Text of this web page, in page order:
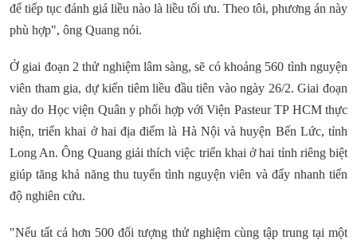
để tiếp tục đánh giá liều nào là liều tối ưu. Theo tôi, phương án này
phù hợp", ông Quang nói.
Ở giai đoạn 2 thử nghiệm lâm sàng, sẽ có khoảng 560 tình nguyện
viên tham gia, dự kiến tiêm liều đầu tiên vào ngày 26/2. Giai đoạn
này do Học viện Quân y phối hợp với Viện Pasteur TP HCM thực
hiện, triển khai ở hai địa điểm là Hà Nội và huyện Bến Lức, tỉnh
Long An. Ông Quang giải thích việc triển khai ở hai tỉnh riêng biệt
giúp tăng khả năng thu tuyển tình nguyện viên và đẩy nhanh tiến
độ nghiên cứu.
"Nếu tất cả hơn 500 đối tượng thử nghiệm cùng tập trung tại một